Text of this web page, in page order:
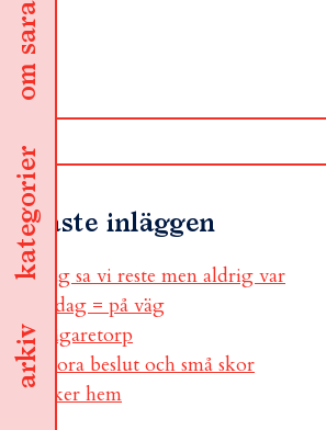
arkiv
kategorier
om sara
Senaste inläggen
jag sa vi reste men aldrig var
i dag = på väg
sågaretorp
stora beslut och små skor
åker hem